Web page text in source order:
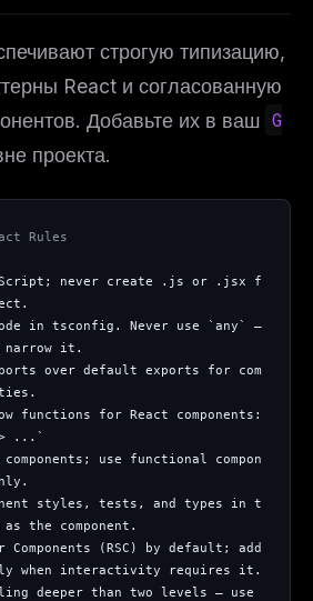
строгую типизацию,
React и согласованную
Добавьте их в ваш G
проекта.
Rules
never create .js or .jsx f
in tsconfig. Never use `any` —
narrow it.
over default exports for com
functions for React components:
...`
use functional compon
styles, tests, and types in t
the component.
Components (RSC) by default; add
when interactivity requires it.
deeper than two levels — use